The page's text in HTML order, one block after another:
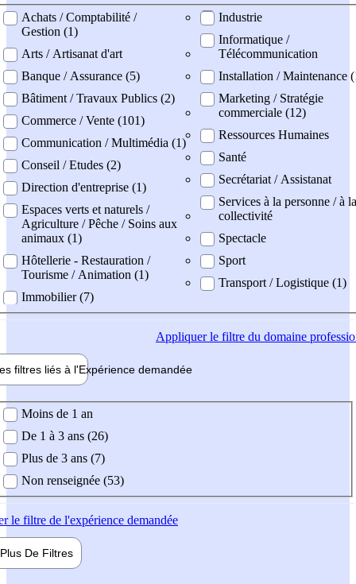
professionel
Achats / Comptabilité /
Gestion (1)
Arts / Artisanat d'art
Banque / Assurance (5)
Bâtiment / Travaux Publics (2)
Commerce / Vente (101)
Communication / Multimédia (1)
Conseil / Etudes (2)
Direction d'entreprise (1)
Espaces verts et naturels /
Agriculture / Pêche / Soins aux
animaux (1)
Hôtellerie - Restauration /
Tourisme / Animation (1)
Immobilier (7)
Industrie
Informatique /
Télécommunication
Installation / Maintenance
Marketing / Stratégie
commerciale (12)
Ressources Humaines
Santé
Secrétariat / Assistanat
Services à la personne / à la
collectivité
Spectacle
Sport
Transport / Logistique (1)
Appliquerle filtre du domaine
filtres liés à l'Expérience demandée
demandée
Moins de 1 an
De 1 à 3 ans (26)
Plus de 3 ans (7)
Non renseignée (53)
le filtre de l'expérience demandée
Plus De Filtres